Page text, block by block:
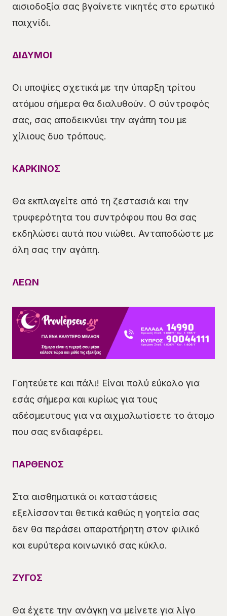
αισιοδοξία σας βγαίνετε νικητές στο ερωτικό
παιχνίδι.
ΔΙΔΥΜΟΙ
Οι υποψίες σχετικά με την ύπαρξη τρίτου
ατόμου σήμερα θα διαλυθούν. Ο σύντροφός
σας, σας αποδεικνύει την αγάπη του με
χίλιους δυο τρόπους.
ΚΑΡΚΙΝΟΣ
Θα εκπλαγείτε από τη ζεστασιά και την
τρυφερότητα του συντρόφου που θα σας
εκδηλώσει αυτά που νιώθει. Ανταποδώστε με
όλη σας την αγάπη.
ΛΕΩΝ
Γοητεύετε και πάλι! Είναι πολύ εύκολο για
εσάς σήμερα και κυρίως για τους
αδέσμευτους για να αιχμαλωτίσετε το άτομο
που σας ενδιαφέρει.
ΠΑΡΘΕΝΟΣ
Στα αισθηματικά οι καταστάσεις
εξελίσσονται θετικά καθώς η γοητεία σας
δεν θα περάσει απαρατήρητη στον φιλικό
και ευρύτερα κοινωνικό σας κύκλο.
ΖΥΓΟΣ
Θα έχετε την ανάγκη να μείνετε για λίγο